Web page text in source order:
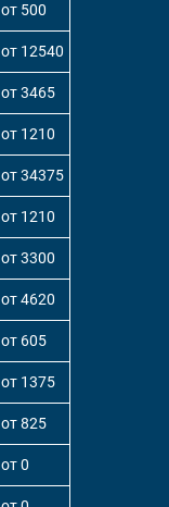
от 500
от 12540
от 3465
от 1210
от 34375
от 1210
от 3300
от 4620
от 605
от 1375
от 825
от 0